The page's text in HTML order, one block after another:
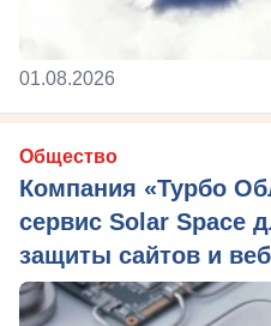
01.08.2026
Общество
Компания «Турбо
сервис Solar Space
защиты сайтов и